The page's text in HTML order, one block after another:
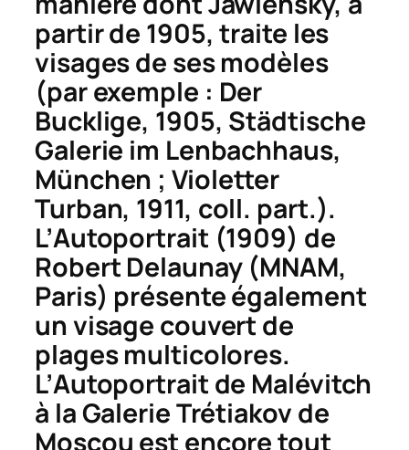
partir de 1905, traite les
visages de ses modèles
(par exemple : Der
Bucklige, 1905, Städtische
Galerie im Lenbachhaus,
München ; Violetter
Turban, 1911, coll. part.).
L’Autoportrait (1909) de
Robert Delaunay (MNAM,
Paris) présente également
un visage couvert de
plages multicolores.
L’Autoportrait de Malévitch
à la Galerie Trétiakov de
Moscou est encore tout